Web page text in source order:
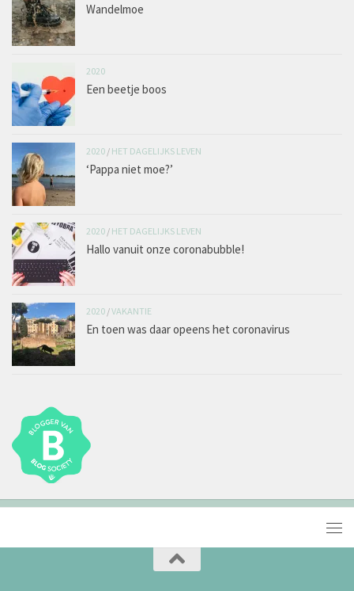
Wandelmoe
2020
Een beetje boos
2020 / HET DAGELIJKS LEVEN
‘Pappa niet moe?’
2020 / HET DAGELIJKS LEVEN
Hallo vanuit onze coronabubble!
2020 /VAKANTIE
En toen was daar opeens het coronavirus